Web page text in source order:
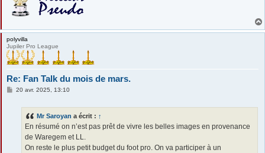
polyvilla
Jupiler Pro League
Re: Fan Talk du mois de mars.
M20 avr. 2025, 13:10
Mr Saroyan a écrit : ↑
En résumé on n’est pas prêt de vivre les belles images en provenance
de Waregem et LL.
On reste le plus petit budget du foot pro. On va participer à un